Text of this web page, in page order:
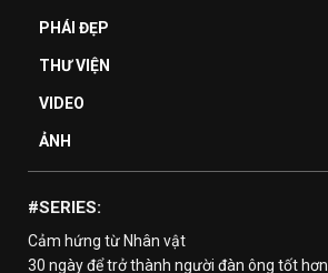
PHÁI ĐẸP
THƯ VIỆN
VIDEO
ẢNH
#SERIES:
Cảm hứng từ Nhân vật
30 ngày để trở thành người đàn ông tốt hơn